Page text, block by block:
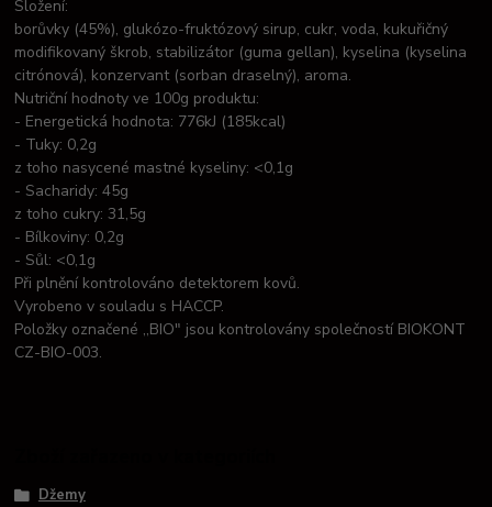
Složení:
borůvky (45%), glukózo-fruktózový sirup, cukr, voda, kukuřičný
modifikovaný škrob, stabilizátor (guma gellan), kyselina (kyselina
citrónová), konzervant (sorban draselný), aroma.
Nutriční hodnoty ve 100g produktu:
- Energetická hodnota: 776kJ (185kcal)
- Tuky: 0,2g
z toho nasycené mastné kyseliny: <0,1g
- Sacharidy: 45g
z toho cukry: 31,5g
- Bílkoviny: 0,2g
- Sůl: <0,1g
Při plnění kontrolováno detektorem kovů.
Vyrobeno v souladu s HACCP.
Položky označené ,,BIO" jsou kontrolovány společností BIOKONT
CZ-BIO-003.
Džemy